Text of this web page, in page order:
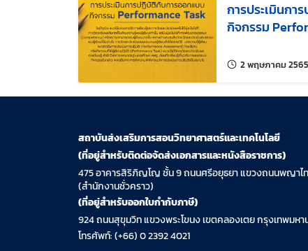
การประเมินก
กิจกรรม
2 พฤษภาคม 2565
สถาบันส่งเสริมการสอนวิทยาศาสตร์และเทคโนโลยี
(ที่อยู่สำหรับติดต่อจัดส่งเอกสารและหนังสือราชการ)
475 อาคารสิริภิญโญ ชั้น 9 ถนนศรีอยุธยา แขวงถนนพญาไท
(สำนักงานชั่วคราว)
(ที่อยู่สำหรับออกใบกำกับภาษี)
924 ถนนสุขุมวิท แขวงพระโขนง เขตคลองเตย กรุงเทพมหา
โทรศัพท์: (+66) 0 2392 4021